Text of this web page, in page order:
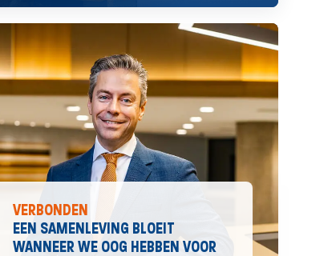
VERBONDEN
EEN SAMENLEVING BLOEIT
WANNEER WE OOG HEBBEN VOOR